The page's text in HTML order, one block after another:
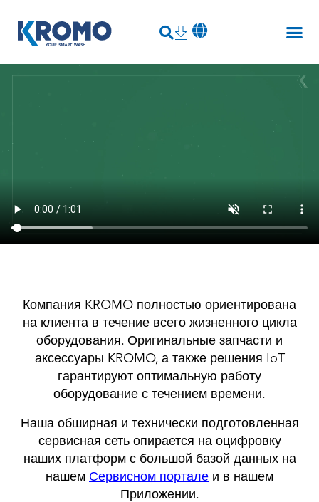
Компания KROMO полностью ориентирована
на клиента в течение всего жизненного цикла
оборудования. Оригинальные запчасти и
аксессуары KROMO, а также решения IoT
гарантируют оптимальную работу
оборудование с течением времени.
Наша обширная и технически подготовленная
сервисная сеть опирается на оцифровку
наших платформ с большой базой данных на
нашем Сервисном портале и в нашем
Приложении.